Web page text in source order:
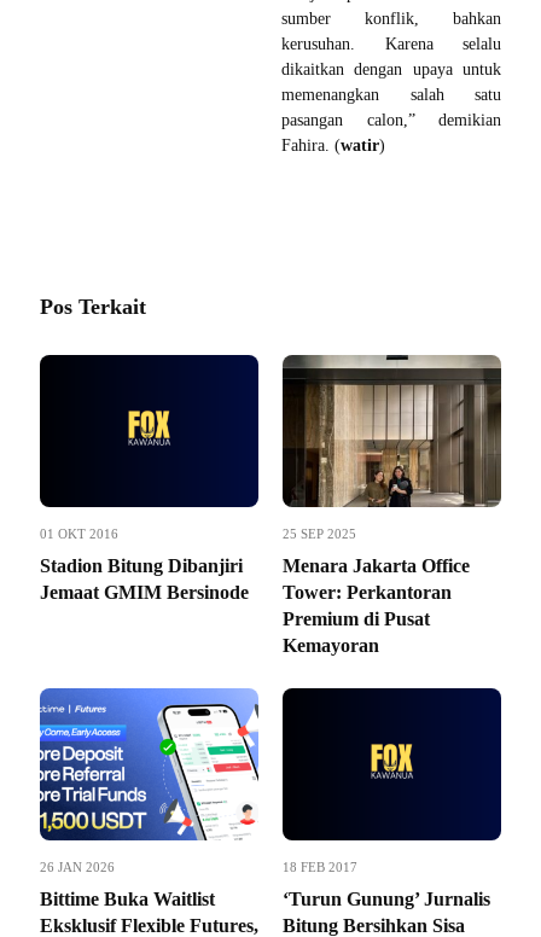
sumber konflik, bahkan
kerusuhan. Karena selalu
dikaitkan dengan upaya untuk
memenangkan salah satu
pasangan calon,” demikian
Fahira. (watir)
Pos Terkait
01 OKT 2016
Stadion Bitung Dibanjiri
Jemaat GMIM Bersinode
25 SEP 2025
Menara Jakarta Office
Tower: Perkantoran
Premium di Pusat
Kemayoran
26 JAN 2026
Bittime Buka Waitlist
Eksklusif Flexible Futures,
18 FEB 2017
‘Turun Gunung’ Jurnalis
Bitung Bersihkan Sisa